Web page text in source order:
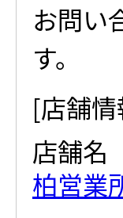
お問い
す。
[店舗
店舗名
柏営業